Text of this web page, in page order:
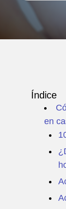
Índice
en